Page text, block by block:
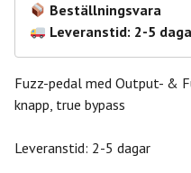
Beställningsvara
Leveranstid: 2-5
Fuzz-pedal med Output- &
knapp, true bypass
Leveranstid: 2-5 dagar